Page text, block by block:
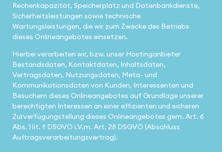
Rechenkapazität, Speicherplatz und Datenbankdienste,
Sicherheitsleistungen sowie technische
Wartungsleistungen, die wir zum Zwecke des Betriebs
dieses Onlineangebotes einsetzen.
Hierbei verarbeiten wir, bzw. unser Hostinganbieter
Bestandsdaten, Kontaktdaten, Inhaltsdaten,
Vertragsdaten, Nutzungsdaten, Meta- und
Kommunikationsdaten von Kunden, Interessenten und
Besuchern dieses Onlineangebotes auf Grundlage unserer
berechtigten Interessen an einer effizienten und sicheren
Zurverfügungstellung dieses Onlineangebotes gem. Art. 6
Abs. 1 lit. f DSGVO i.V.m. Art. 28 DSGVO (Abschluss
Auftragsverarbeitungsvertrag).